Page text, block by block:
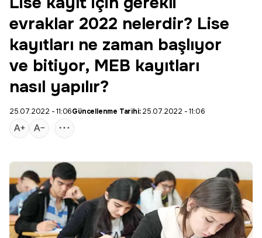
evraklar 2022 nelerdir? Lise
kayıtları ne zaman başlıyor
ve bitiyor, MEB kayıtları
nasıl yapılır?
25.07.2022 - 11:06Güncellenme Tarihi:25.07.2022 - 11:06